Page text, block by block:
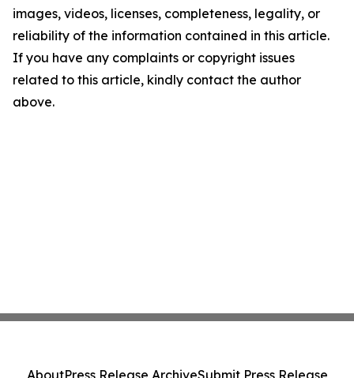
images, videos, licenses, completeness, legality, or
reliability of the information contained in this article.
If you have any complaints or copyright issues
related to this article, kindly contact the author
above.
AboutPress Release ArchiveSubmit Press Release